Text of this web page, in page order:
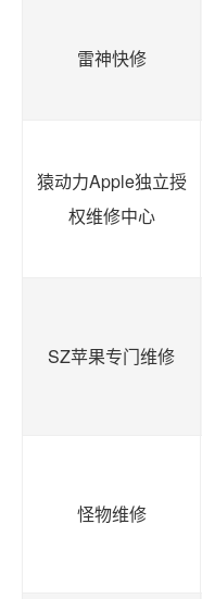
雷神快修
猿动力Apple独立授
权维修中心
SZ苹果专门维修
怪物维修